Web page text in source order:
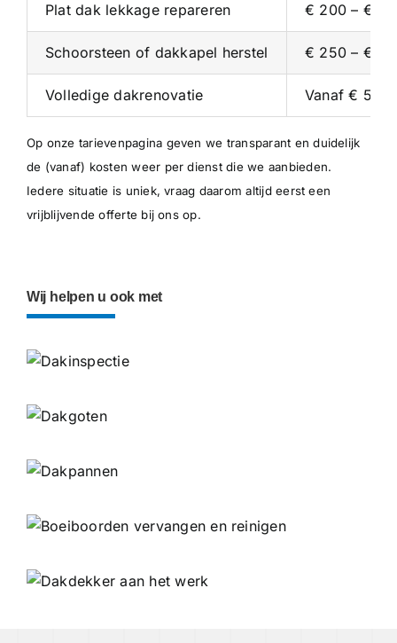
Plat dak lekkage repareren € 200 – €
Schoorsteen of dakkapel herstel € 250 – €
Volledige dakrenovatie Vanaf €
Op onze tarievenpagina geven we transparant en duidelijk
de (vanaf) kosten weer per dienst die we aanbieden.
Iedere situatie is uniek, vraag daarom altijd eerst een
vrijblijvende offerte bij ons op.
Wij helpen u ook met